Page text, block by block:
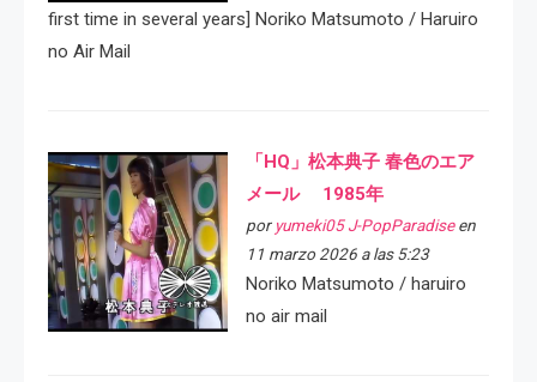
first time in several years] Noriko Matsumoto / Haruiro
no Air Mail
「HQ」松本典子 春色のエア
メール 1985年
por yumeki05 J-PopParadiseen
11 marzo 2026 a las 5:23
Noriko Matsumoto / haruiro
no air mail